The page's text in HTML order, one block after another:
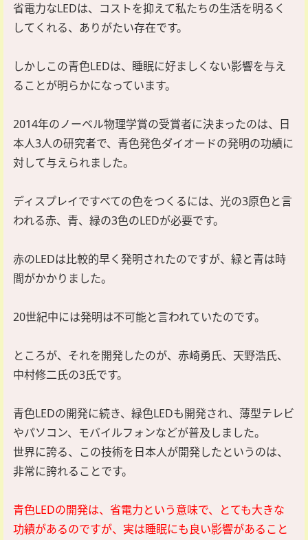
省電力なLEDは、コストを抑えて私たちの生活を明るく
してくれる、ありがたい存在です。
しかしこの青色LEDは、睡眠に好ましくない影響を与え
ることが明らかになっています。
2014年のノーベル物理学賞の受賞者に決まったのは、日
本人3人の研究者で、青色発色ダイオードの発明の功績に
対して与えられました。
ディスプレイですべての色をつくるには、光の3原色と言
われる赤、青、緑の3色のLEDが必要です。
赤のLEDは比較的早く発明されたのですが、緑と青は時
間がかかりました。
20世紀中には発明は不可能と言われていたのです。
ところが、それを開発したのが、赤崎勇氏、天野浩氏、
中村修二氏の3氏です。
青色LEDの開発に続き、緑色LEDも開発され、薄型テレビ
やパソコン、モバイルフォンなどが普及しました。
世界に誇る、この技術を日本人が開発したというのは、
非常に誇れることです。
青色LEDの開発は、省電力という意味で、とても大きな
功績があるのですが、実は睡眠にも良い影響があること